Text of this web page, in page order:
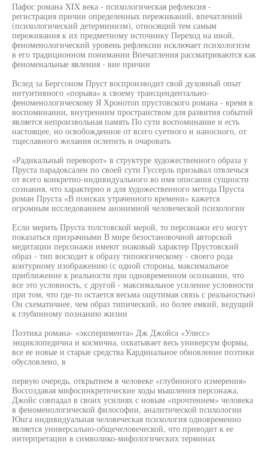
Пафос романа XIX века - психологическая рефлексия -
регистрация причин определенных переживаний, впечатлений
(психологический детерминизм), относящий тем самым
переживания к их предметному источнику Переход на иной,
феноменологический уровень рефлексии исключает психологизм
в его традиционном понимании Впечатления рассматриваются как
феноменальные явления - вне причин
Вслед за Бергсоном Пруст воспроизводит свой духовный опыт
интуитивного «порыва» к своему трансцендентально-
феноменологическому Я Хронотоп прустовского романа - время в
воспоминании, внутренним пространством для развития событий
является непроизвольная память По сути воспоминание и есть
настоящее, но освобожденное от всего суетного и наносного, от
тщеславного желания ослепить и очаровать
«Радикальный переворот» в структуре художественного образа у
Пруста парадоксален по своей сути Гуссерль призывал отвлечься
от всего конкретно-индивидуального во имя описания сущности
сознания, что характерно и для художественного метода Пруста
роман Пруста «В поисках утраченного времени» кажется
огромным исследованием анонимной человеческой психологии
Если мерить Пруста толстовской мерой, то персонажи его могут
показаться призрачными В мире безостановочной авторской
медитации персонажи имеют знаковый характер Прустовский
образ - тип восходит к образу типоюгическому - своего рода
контурному изображению (с одной стороны, максимальное
приближение к реальности при одновременном осознании, что
все это условность, с другой - максимальное усиление условности
при том, что где-то остается весьма ощутимая связь с реальностью)
Он схематичнее, чем образ типический, но более емкий, ведущий
к глубинному познанию жизни
Поэтика романа- «эксперимента» Дж Джойса «Улисс»
энциклопедична и космична, охватывает весь универсум формы,
все ее новые и старые средства Кардинальное обновление поэтики
обусловлено, в
первую очередь, открытием в человеке «глубинного измерения»
Воссоздавая мифосинкретические ходы мышления персонажа,
Джойс совпадал в своих усилиях с новым «прочтением» человека
в феноменологической философии, аналитической психологии
Юнга индивидуальная человеческая психология одновременно
является универсально-общечеловеческой, что приводит к ее
интерпретации в символико-мифологических терминах